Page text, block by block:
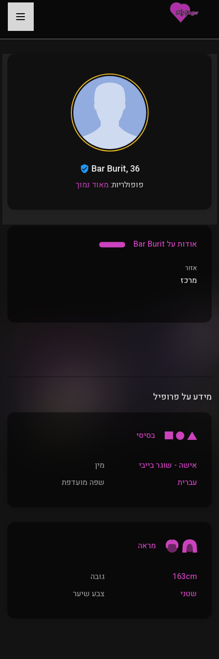
-
Bar Burit, 36
פופולריות:מאוד נמוך
אודות על Bar Burit
אזור
מרכז
מידע על פרופיל
בסיסי
מין
אישה - שוגר בייבי
שפה מועדפת
עברית
מראה
גובה
163cm
צבע שיער
שטני